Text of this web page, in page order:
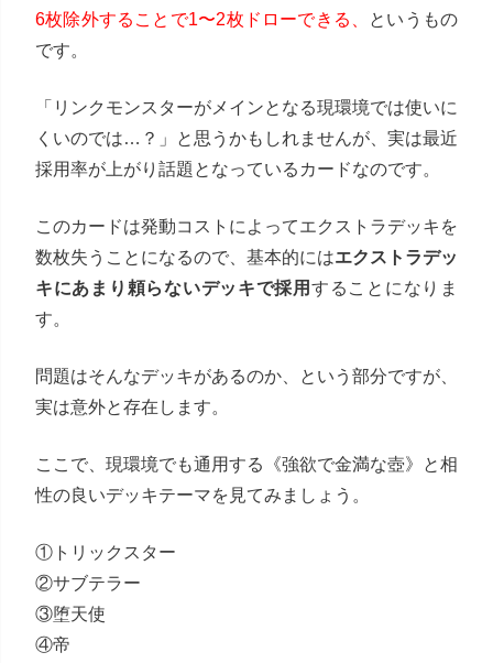
6枚除外することで1〜2枚ドローできる、
というもの
です。
「リンクモンスターがメインとなる現環境では使いに
くいのでは…？」と思うかもしれませんが、実は最近
採用率が上がり話題となっているカードなのです。
このカードは発動コストによってエクストラデッキを
数枚失うことになるので、基本的にはエクストラデッ
キにあまり頼らないデッキで採用 することになりま
す。
問題はそんなデッキがあるのか、という部分ですが、
実は意外と存在します。
ここで、現環境でも通用する《強欲で金満な壺》と相
性の良いデッキテーマを見てみましょう。
①トリックスター
②サブテラー
③堕天使
④帝